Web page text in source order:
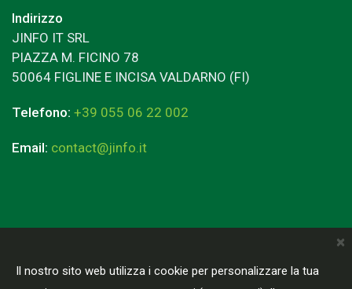
×
Il nostro sito web utilizza i cookie per personalizzare la tua
Indirizzo
JINFO IT SRL
PIAZZA M. FICINO 78
50064 FIGLINE E INCISA VALDARNO (FI)
Telefono: +39 055 06 22 002
Email: contact@jinfo.it